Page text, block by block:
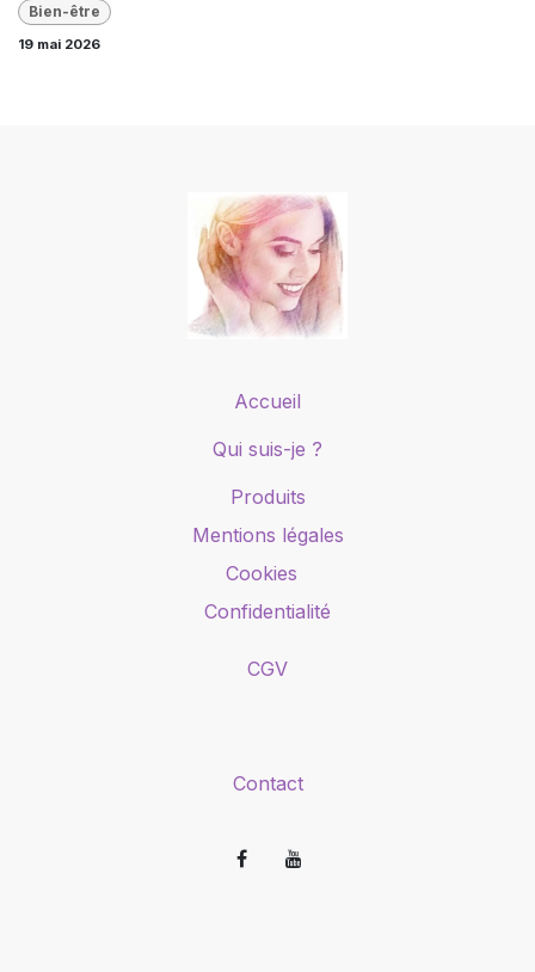
Bien-être
19 mai 2026
Accueil
Qui suis-je ?
Produits
Mentions légales
Cookies
Confidentialité
CGV
Contact